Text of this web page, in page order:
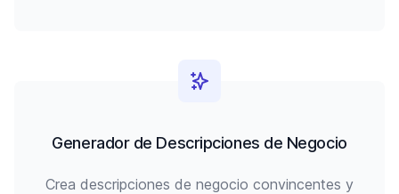
Generador de Descripciones de Negocio
Crea descripciones de negocio convincentes y